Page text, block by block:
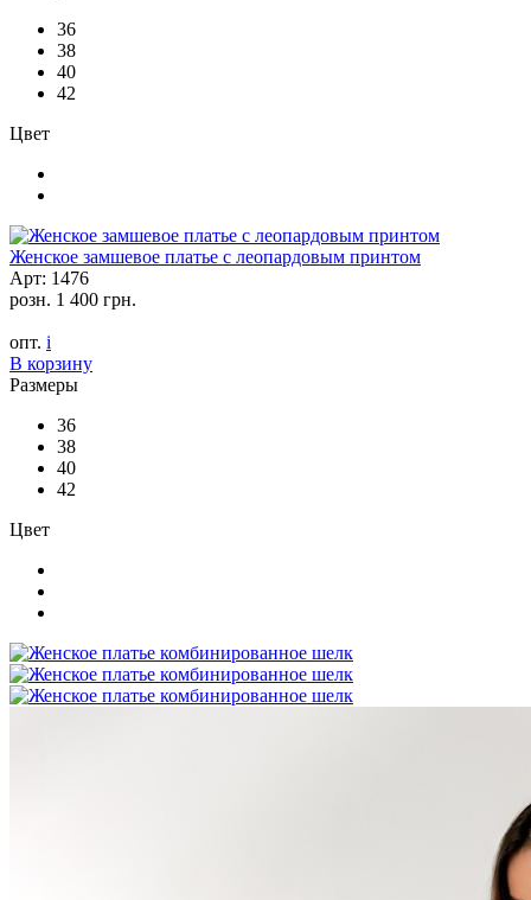
36
38
40
42
Цвет
Женское замшевое платье с леопардовым принтом
Арт: 1476
розн. 1 400 грн.
опт. i
В корзину
Размеры
36
38
40
42
Цвет